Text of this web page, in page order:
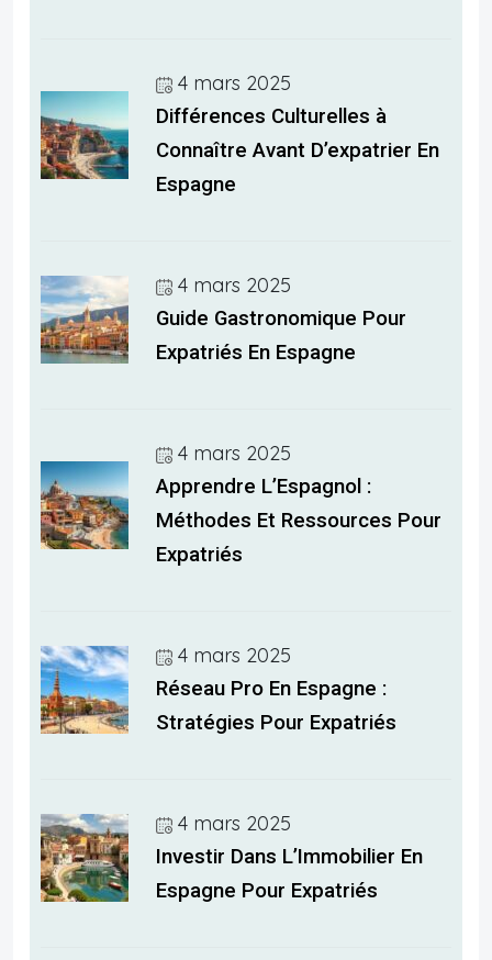
4 mars 2025
Différences Culturelles à
Connaître Avant D’expatrier En
Espagne
4 mars 2025
Guide Gastronomique Pour
Expatriés En Espagne
4 mars 2025
Apprendre L’Espagnol :
Méthodes Et Ressources Pour
Expatriés
4 mars 2025
Réseau Pro En Espagne :
Stratégies Pour Expatriés
4 mars 2025
Investir Dans L’Immobilier En
Espagne Pour Expatriés